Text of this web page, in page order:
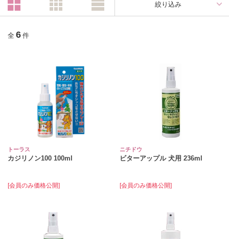
絞り込み
全 6 件
トーラス
カジリノン100 100ml
[会員のみ価格公開]
ニチドウ
ビターアップル 犬用 236ml
[会員のみ価格公開]